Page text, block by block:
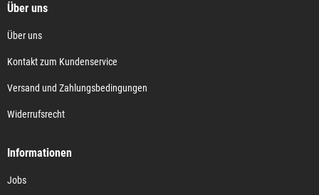
Über uns
Über uns
Kontakt zum Kundenservice
Versand und Zahlungsbedingungen
Widerrufsrecht
Informationen
Jobs